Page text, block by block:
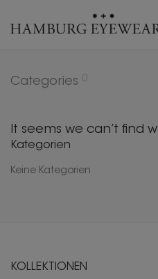
Categories 0
It seems we can’t find
Kategorien
Keine Kategorien
KOLLEKTIONEN